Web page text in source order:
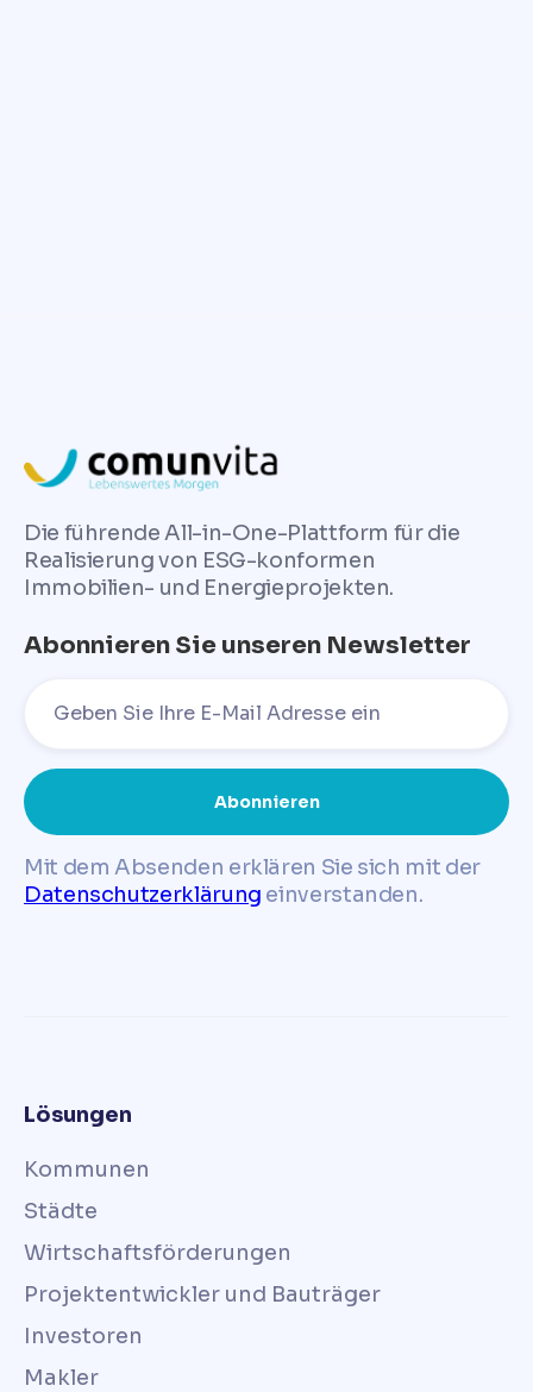
Die führende All-in-One-Plattform für die
Realisierung von ESG-konformen
Immobilien- und Energieprojekten.
Abonnieren Sie unseren Newsletter
Mit dem Absenden erklären Sie sich mit der
Datenschutzerklärung einverstanden.
Lösungen
Kommunen
Städte
Wirtschaftsförderungen
Projektentwickler und Bauträger
Investoren
Makler